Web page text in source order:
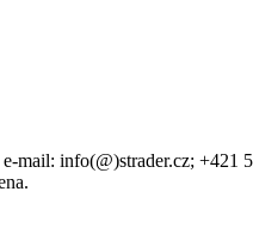
mail: info(@)strader.cz; +421